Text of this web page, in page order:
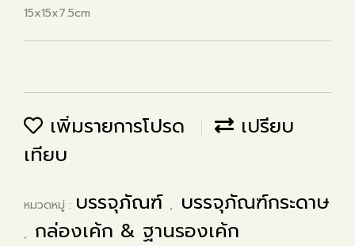
15x15x7.5cm
เพิ่มรายการโปรด
เปรียบ
เทียบ
หมวดหมู่ : บรรจุภัณฑ์ , บรรจุภัณฑ์กระดาษ
, กล่องเค้ก & ฐานรองเค้ก